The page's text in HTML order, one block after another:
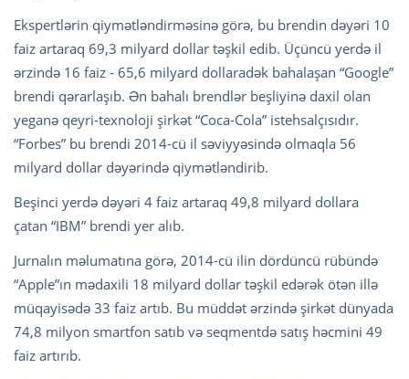
Ekspertlərin qiymətləndirməsinə görə, bu brendin dəyəri 10
faiz artaraq 69,3 milyard dollar təşkil edib. Üçüncü yerdə il
ərzində 16 faiz - 65,6 milyard dollaradək bahalaşan “Google”
brendi qərarlaşıb. Ən bahalı brendlər beşliyinə daxil olan
yeganə qeyri-texnoloji şirkət “Coca-Cola” istehsalçısıdır.
“Forbes” bu brendi 2014-cü il səviyyəsində olmaqla 56
milyard dollar dəyərində qiymətləndirib.
Beşinci yerdə dəyəri 4 faiz artaraq 49,8 milyard dollara
çatan “IBM” brendi yer alıb.
Jurnalın məlumatına görə, 2014-cü ilin dördüncü rübündə
“Apple”ın mədaxili 18 milyard dollar təşkil edərək ötən illə
müqayisədə 33 faiz artıb. Bu müddət ərzində şirkət dünyada
74,8 milyon smartfon satıb və seqmentdə satış həcmini 49
faiz artırıb.